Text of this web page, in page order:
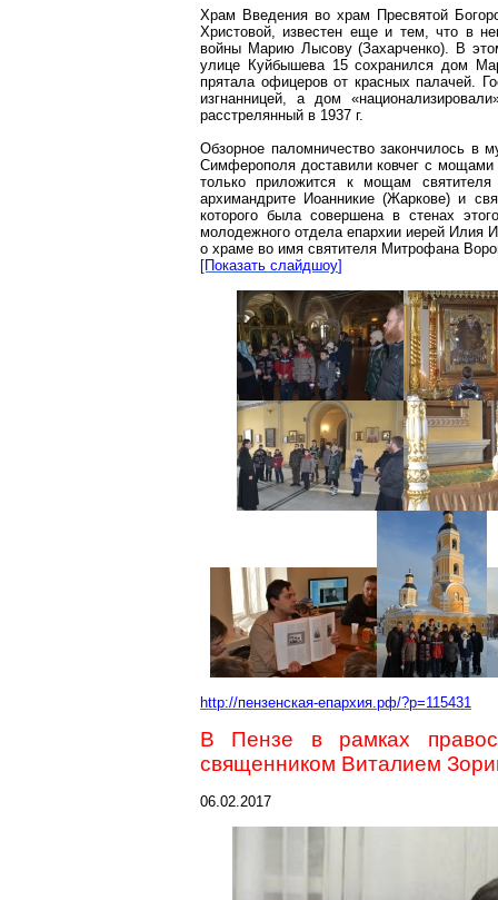
Храм Введенияво храм Пресвятой
Христовой, известен еще и тем, что в
войны Марию Лысову (Захарченко). В
улице Куйбышева 15 сохранился дом
прятала офицеров от красных палачей.
изгнанницей, а дом
расстрелянный в 1937 г.
Обзорное паломничество закончилось в
Симферополя доставили ковчег с
только приложится к мощам
архимандрите Иоанникие (Жаркове) и
которого была совершена в стенах
молодежного отдела епархии иерей Илия
о храме во имя святителя Митрофана
[Показать слайдшоу]
http://пензенская-епархия.рф/?p=115431
В Пензе в рамках
священником Виталием
06.02.2017